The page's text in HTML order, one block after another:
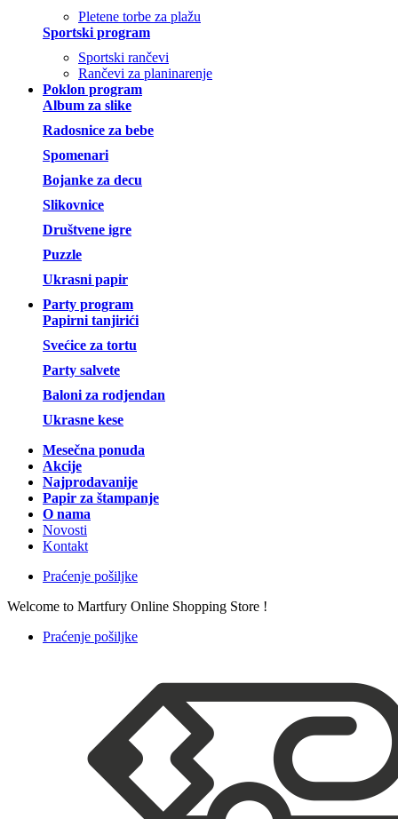
Pletene torbe za plažu
Sportski program
Sportski rančevi
Rančevi za planinarenje
Poklon program
Album za slike
Radosnice za bebe
Spomenari
Bojanke za decu
Slikovnice
Društvene igre
Puzzle
Ukrasni papir
Party program
Papirni tanjirići
Svećice za tortu
Party salvete
Baloni za rodjendan
Ukrasne kese
Mesečna ponuda
Akcije
Najprodavanije
Papir za štampanje
O nama
Novosti
Kontakt
Praćenje pošiljke
Welcome to Martfury Online Shopping Store !
Praćenje pošiljke